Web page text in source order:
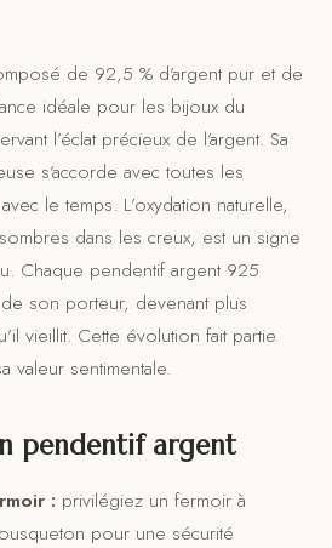
de 92,5 % d’argent pur et de
idéale pour les bijoux du
l’éclat précieux de l’argent. Sa
s’accorde avec toutes les
le temps. L’oxydation naturelle,
dans les creux, est un signe
Chaque pendentif argent 925
son porteur, devenant plus
vieillit. Cette évolution fait partie
valeur sentimentale.
pendentif argent
: privilégiez un fermoir à
pour une sécurité